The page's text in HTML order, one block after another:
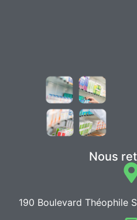
Nous
190 Boulevard Théophile